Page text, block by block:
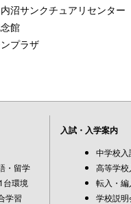
沼サンクチュアリセンター
館
プラザ
・留学
台環境
学習
入試・入学案内
中学校
高等学
転入・
学校説